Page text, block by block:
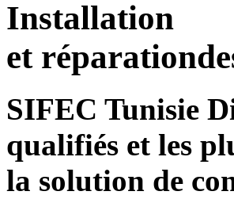
Installation
et réparation
SIFEC Tunisie
qualifiés et les
la solution de